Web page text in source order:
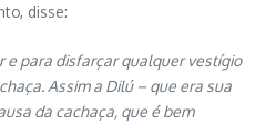
disse:
e para disfarçar qualquer vestígio
Assim a Dilú – que era sua
da cachaça, que é bem